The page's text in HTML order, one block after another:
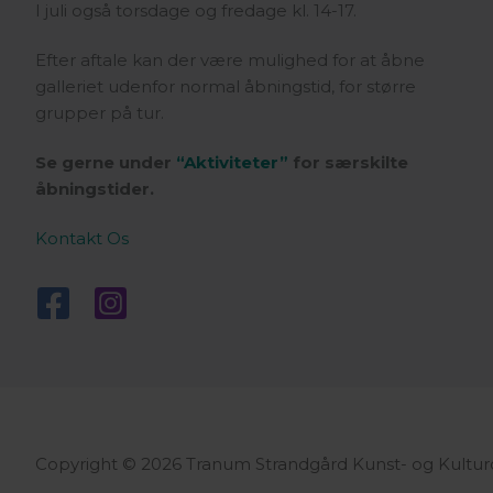
I juli også torsdage og fredage kl. 14-17.
Efter aftale kan der være mulighed for at åbne
galleriet udenfor normal åbningstid, for større
grupper på tur.
Se gerne under “Aktiviteter” for særskilte
åbningstider.
Kontakt Os
Copyright © 2026 Tranum Strandgård Kunst- og